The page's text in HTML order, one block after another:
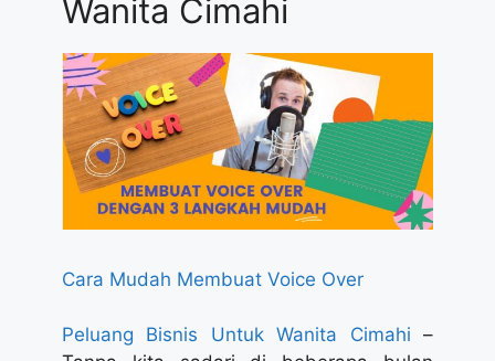
Wanita Cimahi
Cara Mudah Membuat Voice Over
Peluang Bisnis Untuk Wanita Cimahi –